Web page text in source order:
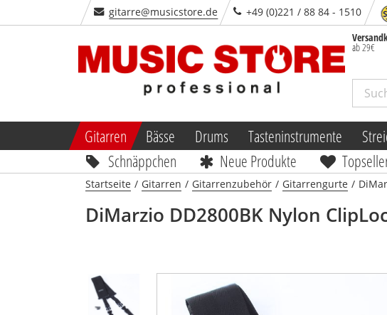
gitarre@musicstore.de +49 (0)221 / 88 84 - 1510
ab 29€
Gitarren Bässe Drums Tasteninstrumente
Schnäppchen
Neue Produkte
Startseite / Gitarren / Gitarrenzubehör / Gitarrengurte /
DiMarzio DD2800BK Nylon